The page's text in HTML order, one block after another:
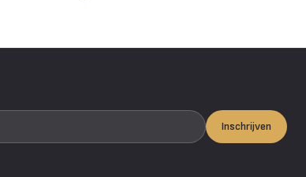
Inschrijven